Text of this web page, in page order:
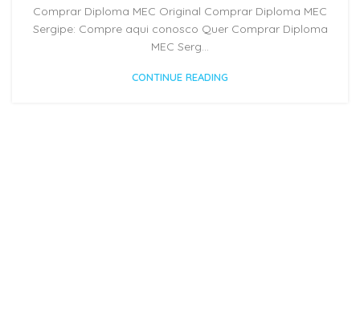
Comprar Diploma MEC Original Comprar Diploma MEC
Sergipe: Compre aqui conosco Quer Comprar Diploma
MEC Serg...
CONTINUE READING